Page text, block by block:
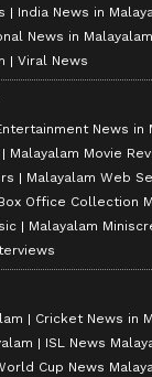
India News in
News in Malayalam
Viral News
News in
Malayalam Movie
Malayalam Web
Office Collection
Malayalam
Cricket News in
ISL News
Cup News